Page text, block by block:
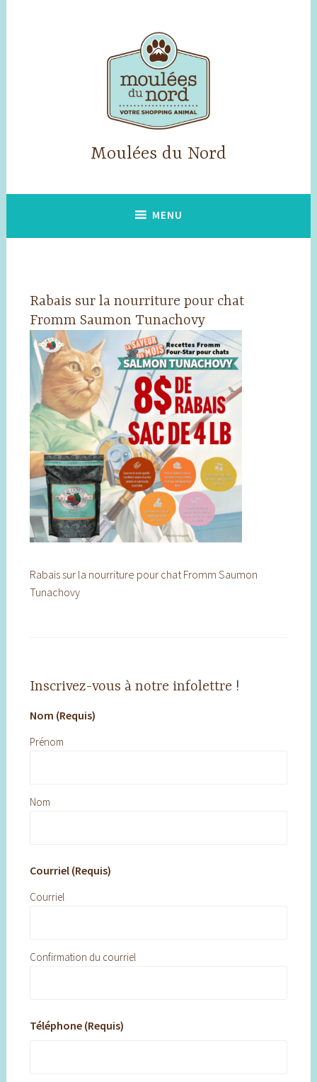
Moulées du Nord
MENU
Rabais sur la nourriture pour chat
Fromm Saumon Tunachovy
Rabais sur la nourriture pour chat Fromm Saumon
Tunachovy
Inscrivez-vous à notre infolettre !
Nom (Requis)
Prénom
Nom
Courriel (Requis)
Courriel
Confirmation du courriel
Téléphone (Requis)